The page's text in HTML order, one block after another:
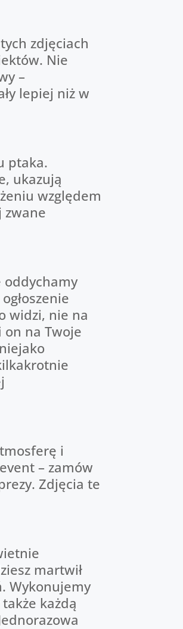
zdjęciach
Nie
–
lepiej niż w
ptaka.
ukazują
względem
zwane
oddychamy
widzi, nie na
on na Twoje
i
– zamów
Zdjęcia te
martwił
Wykonujemy
każdą